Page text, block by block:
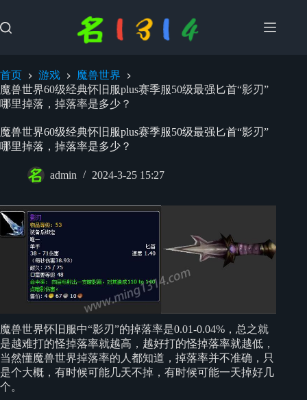
过
内
首页 游戏
魔兽世界
魔兽世界60级经典怀旧服plus赛季服50级最强匕首“影刃”
哪里掉落，掉落率是多少？
魔兽世界60级经典怀旧服plus赛季服50级最强匕首“影刃”
哪里掉落，掉落率是多少？
admin 2024-3-25 15:27
魔兽世界怀旧服中“影刃”的掉落率是0.01-0.04%，总之就
是越难打的怪掉落率就越高，越好打的怪掉落率就越低，
当然懂魔兽世界掉落率的人都知道，掉落率并不准确，只
是个大概，有时候可能几天不掉，有时候可能一天掉好几
个。